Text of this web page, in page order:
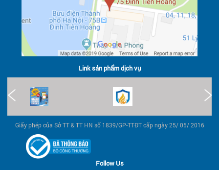
Link sản phẩm dịch vụ
Giấy phép của Sở TT & TT HN số 1839/GP-TTĐT cấp ngày 25/ 05/ 2016
Follow Us